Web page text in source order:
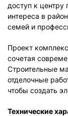
доступ к
интереса в
семей и
Проект
сочетая
Строительные
отделочные
чтобы создать
Технические